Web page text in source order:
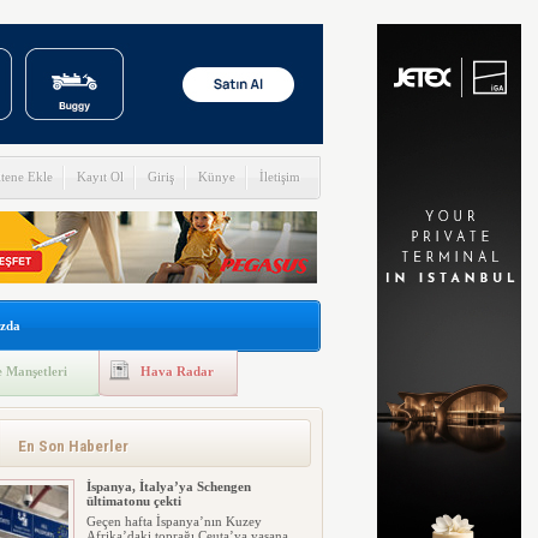
Ekle Kayıt Ol Giriş Künye İletişim
Manşetleri Hava Radar
En Son Haberler
İspanya, İtalya’ya Schengen
ültimatonu çekti
Geçen hafta İspanya’nın Kuzey